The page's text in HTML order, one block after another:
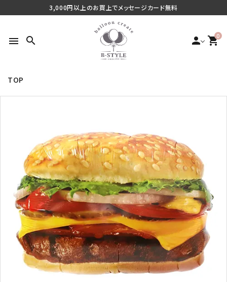
3,000円以上のお買上でメッセージカード無料
menu search person 0
shopping_cart
ご利用シーンから探す
商品タイプから探す
価格から探す
コンテンツ
ガイドライン
TOP